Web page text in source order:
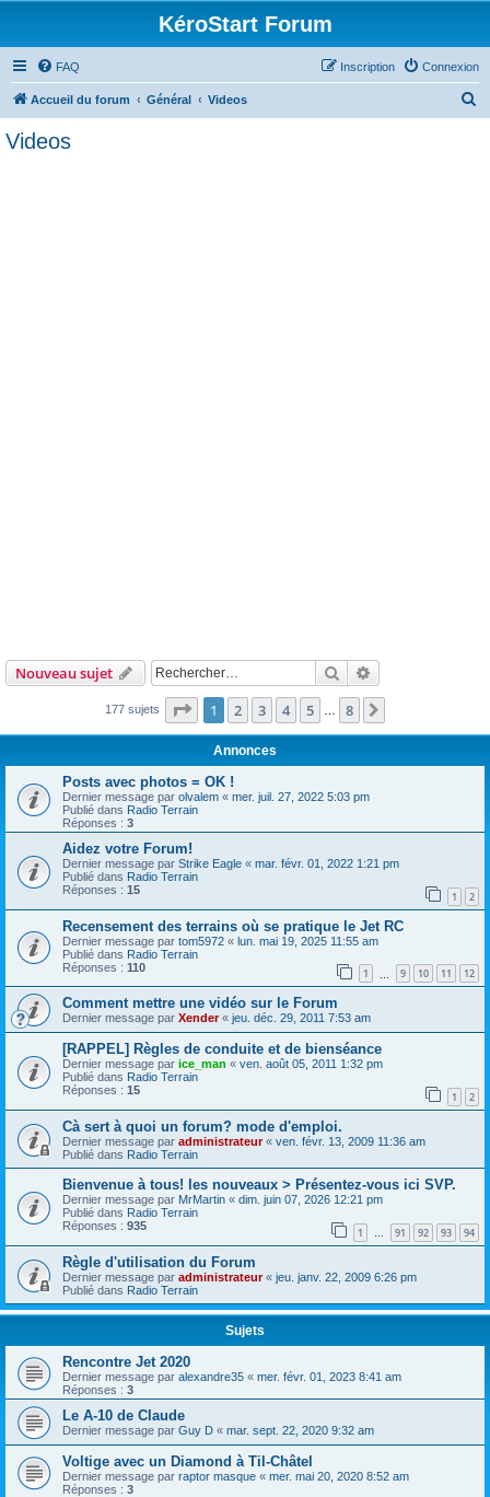
KéroStart Forum
FAQ Connexion
Inscription
Accueil du forum Général Videos
Videos
Nouveau sujet Rechercher
177 sujets Page 1sur8
1 2 3 4 5 8
Annonces
Posts avec photos = OK !
Dernier message par olvalem « mer. juil. 27, 2022 5:03 pm
Publié dans Radio Terrain
Réponses : 3
Aidez votre Forum!
Dernier message par Strike Eagle « mar. févr. 01, 2022 1:21 pm
Publié dans Radio Terrain
Réponses : 15 1 2
Recensement des terrains où se pratique le Jet RC
Dernier message par tom5972 « lun. mai 19, 2025 11:55 am
Publié dans Radio Terrain
Réponses : 110 1 9 10 11 12
Comment mettre une vidéo sur le Forum
Dernier message par Xender« jeu. déc. 29, 2011 7:53 am
[RAPPEL] Règles de conduite et de bienséance
Dernier message par ice_man « ven. août 05, 2011 1:32 pm
Publié dans Radio Terrain
Réponses : 15 1 2
Cà sert à quoi un forum? mode d'emploi.
Dernier message par administrateur« ven. févr. 13, 2009 11:36 am
Publié dans Radio Terrain
Bienvenue à tous! les nouveaux > Présentez-vous ici SVP.
Dernier message par MrMartin « dim. juin 07, 2026 12:21 pm
Publié dans Radio Terrain
Réponses : 935 1 … 91 92 93 94
Règle d'utilisation du Forum
Dernier message par administrateur« jeu. janv. 22, 2009 6:26 pm
Publié dans Radio Terrain
Sujets
Rencontre Jet 2020
Dernier message par alexandre35 « mer. févr. 01, 2023 8:41 am
Réponses : 3
Le A-10 de Claude
Dernier message par Guy D « mar. sept. 22, 2020 9:32 am
Voltige avec un Diamond à Til-Châtel
Dernier message par raptor masque « mer. mai 20, 2020 8:52 am
Réponses : 3